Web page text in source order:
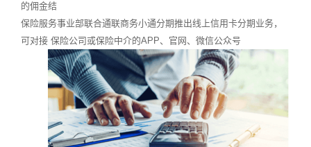
的佣金结
保险服务事业部联合通联商务小通分期推出线上信用卡分期业务，
可对接 保险公司或保险中介的APP、官网、微信公众号